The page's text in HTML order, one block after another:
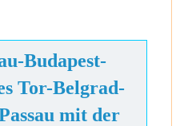
Budapest-
Tor-Belgrad-
mit der